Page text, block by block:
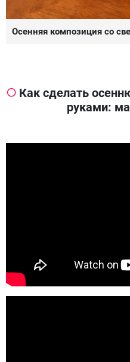
Осенняя композиция со
Как сделать
руками: